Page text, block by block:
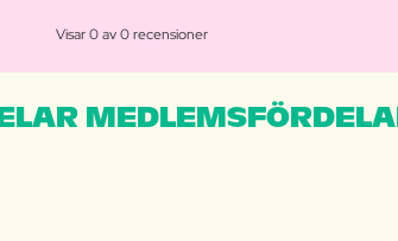
Visar 0 av 0 recensioner